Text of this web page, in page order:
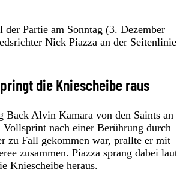
Partie am Sonntag (3. Dezember
Nick Piazza an der Seitenlinie
die Kniescheibe raus
Back Alvin Kamara von den Saints an
nach einer Berührung durch
zu Fall gekommen war, prallte er mit
zusammen. Piazza sprang dabei laut
Kniescheibe heraus.